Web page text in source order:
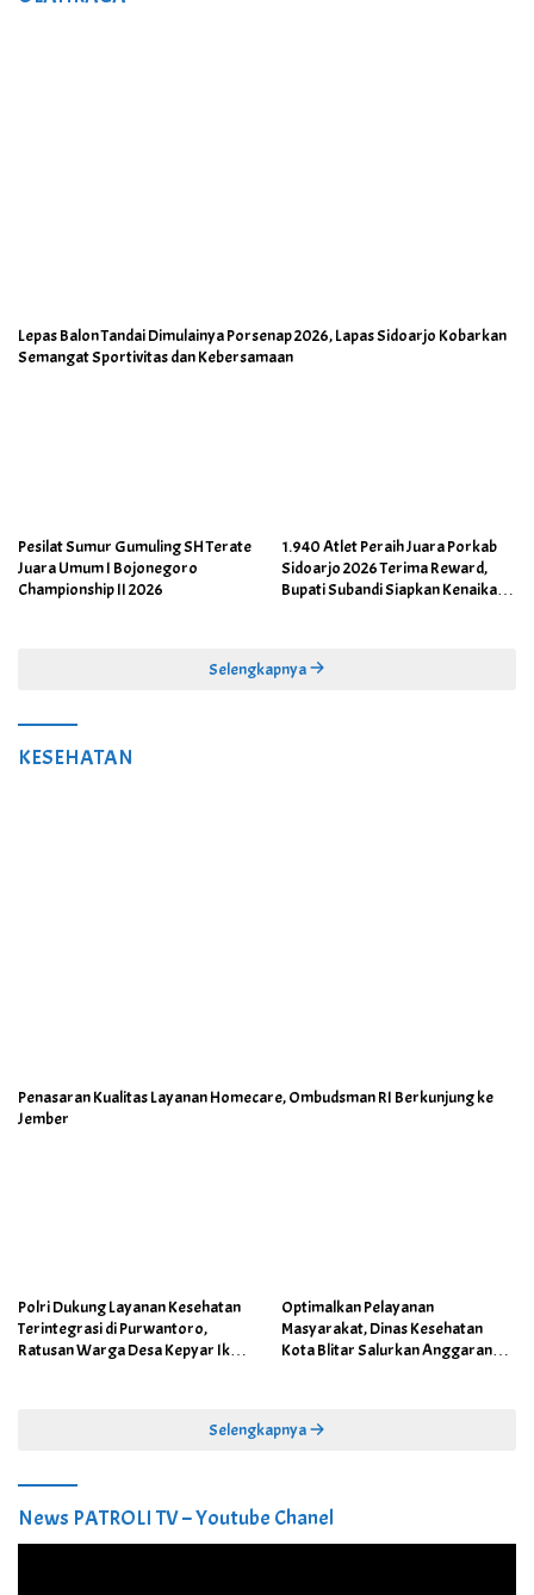
Lepas Balon Tandai Dimulainya Porsenap 2026, Lapas Sidoarjo Kobarkan
Semangat Sportivitas dan Kebersamaan
Pesilat Sumur Gumuling SH Terate
Juara Umum I Bojonegoro
Championship II 2026
1.940 Atlet Peraih Juara Porkab
Sidoarjo 2026 Terima Reward,
Bupati Subandi Siapkan Kenaikan
Selengkapnya
KESEHATAN
Penasaran Kualitas Layanan Homecare, Ombudsman RI Berkunjung ke
Jember
Polri Dukung Layanan Kesehatan
Terintegrasi di Purwantoro,
Ratusan Warga Desa Kepyar Ikuti
Optimalkan Pelayanan
Masyarakat, Dinas Kesehatan
Kota Blitar Salurkan Anggaran
Selengkapnya
News PATROLI TV – Youtube Chanel